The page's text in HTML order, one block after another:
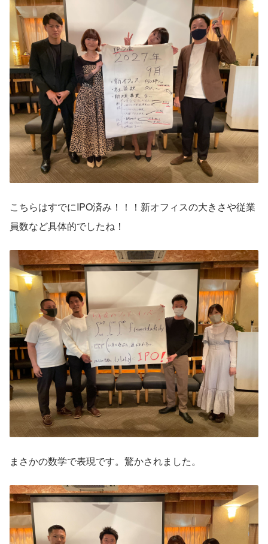
こちらはすでにIPO済み！！！新オフィスの大きさや従業
員数など具体的でしたね！
まさかの数学で表現です。驚かされました。